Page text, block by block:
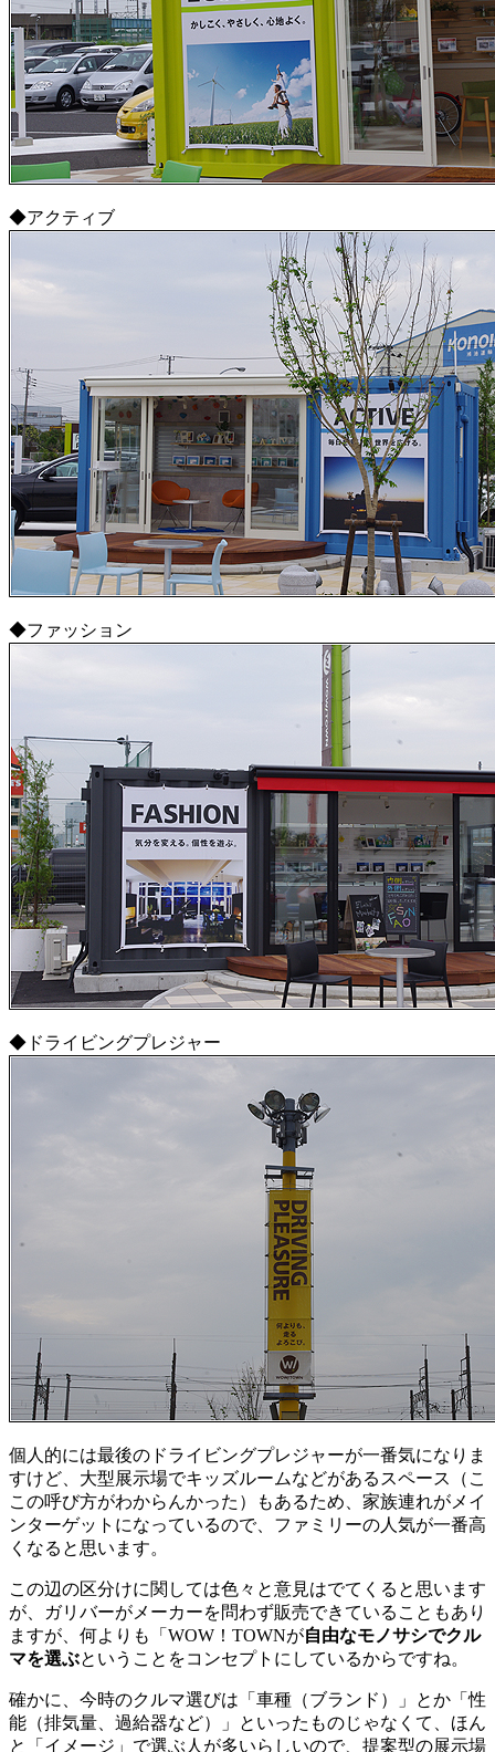
◆アクティブ
◆ファッション
◆ドライビングプレジャー
個人的には最後のドライビングプレジャーが一番気になりま
すけど、大型展示場でキッズルームなどがあるスペース（こ
この呼び方がわからんかった）もあるため、家族連れがメイ
ンターゲットになっているので、ファミリーの人気が一番高
くなると思います。
この辺の区分けに関しては色々と意見はでてくると思います
が、ガリバーがメーカーを問わず販売できていることもあり
ますが、何よりも「WOW！TOWNが自由なモノサシでクル
マを選ぶということをコンセプトにしているからですね。
確かに、今時のクルマ選びは「車種（ブランド）」とか「性
能（排気量、過給器など）」といったものじゃなくて、ほん
と「イメージ」で選ぶ人が多いらしいので、提案型の展示場